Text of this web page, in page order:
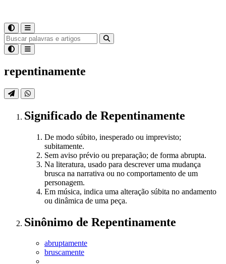
repentinamente
Significado de Repentinamente
De modo súbito, inesperado ou imprevisto;
subitamente.
Sem aviso prévio ou preparação; de forma abrupta.
Na literatura, usado para descrever uma mudança
brusca na narrativa ou no comportamento de um
personagem.
Em música, indica uma alteração súbita no andamento
ou dinâmica de uma peça.
Sinônimo de Repentinamente
abruptamente
bruscamente